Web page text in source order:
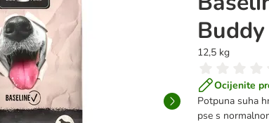
Buddy
12,5 kg
Ocijenite
Potpuna suha
pse s